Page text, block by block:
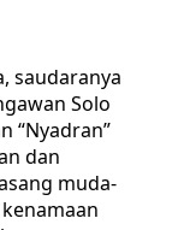
saudaranya
Solo
“Nyadran”
dan
muda-